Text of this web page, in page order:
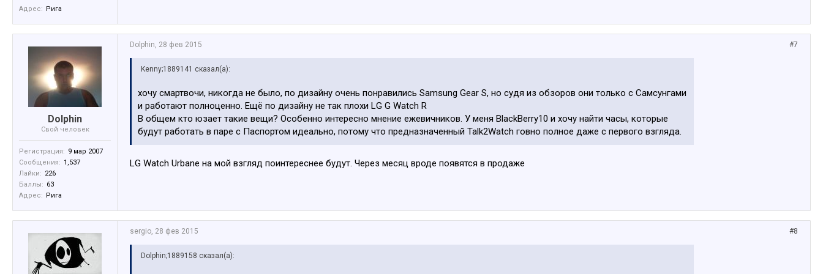
Адрес:
Рига
Dolphin
Свой человек
Регистрация: 9 мар 2007
Сообщения: 1,537
Лайки: 226
Баллы: 63
Адрес:
Рига
#7
Dolphin, 28 фев 2015
Kenny;1889141 сказал(а):
хочу смартвочи, никогда не было, по дизайну очень понравились Samsung Gear S, но судя из обзоров они только с Самсунгами
и работают полноценно. Ещё по дизайну не так плохи LG G Watch R
В общем кто юзает такие вещи? Особенно интересно мнение ежевичников. У меня ВlackВerry10 и хочу найти часы, которые
будут работать в паре с Паспортом идеально, потому что предназначенный Talk2Watch говно полное даже с первого взгляда.
LG Watch Urbane на мой взгляд поинтереснее будут. Через месяц вроде появятся в продаже
#8
sergio, 28 фев 2015
Dolphin;1889158 сказал(а):